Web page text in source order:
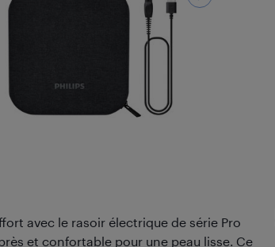
avec le rasoir électrique de série Pro
et confortable pour une peau lisse. Ce